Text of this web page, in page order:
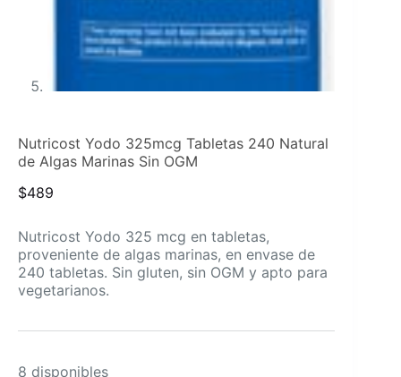
Nutricost Yodo 325mcg Tabletas 240 Natural
de Algas Marinas Sin OGM
$489
Nutricost Yodo 325 mcg en tabletas,
proveniente de algas marinas, en envase de
240 tabletas. Sin gluten, sin OGM y apto para
vegetarianos.
8 disponibles